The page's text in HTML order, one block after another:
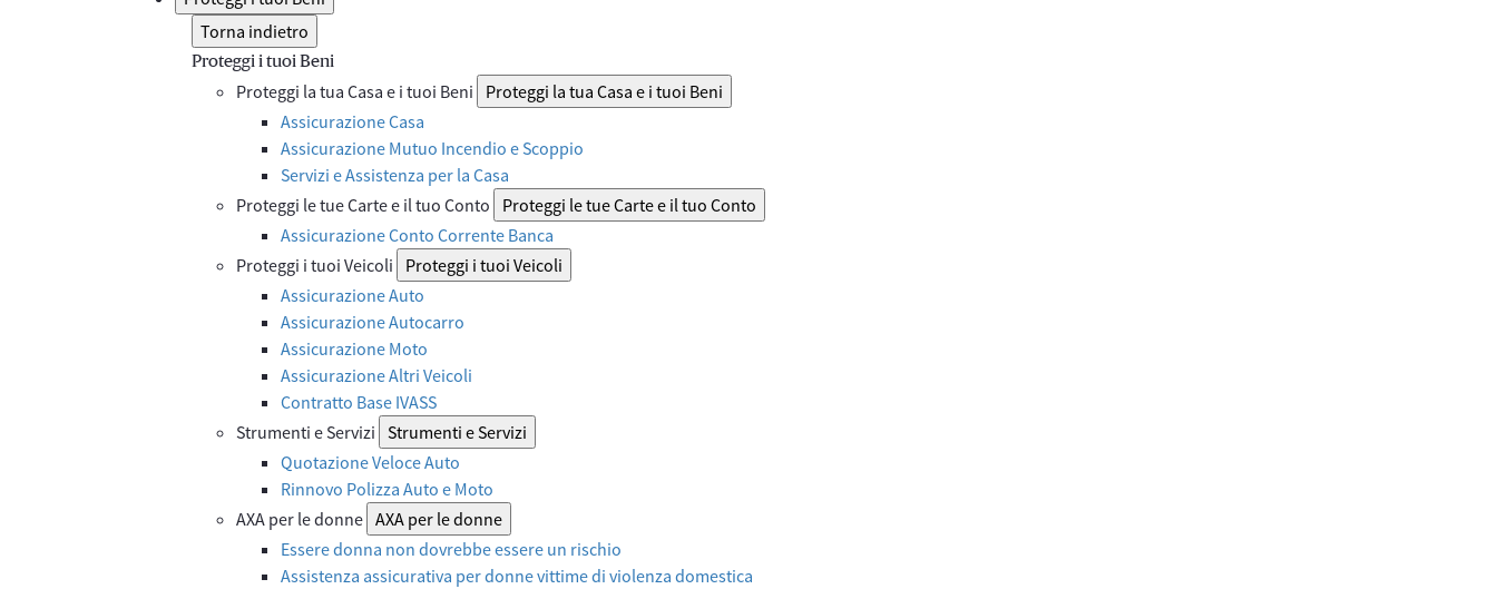
Torna indietro
Proteggi i tuoi Beni
Proteggi la tua Casa e i tuoi Beni
Proteggi la tua Casa e i tuoi Beni
Assicurazione Casa
Assicurazione Mutuo Incendio e Scoppio
Servizi e Assistenza per la Casa
Proteggi le tue Carte e il tuo Conto
Proteggi le tue Carte e il tuo Conto
Assicurazione Conto Corrente Banca
Proteggi i tuoi Veicoli
Proteggi i tuoi Veicoli
Assicurazione Auto
Assicurazione Autocarro
Assicurazione Moto
Assicurazione Altri Veicoli
Contratto Base IVASS
Strumenti e Servizi Strumenti e Servizi
Quotazione Veloce Auto
Rinnovo Polizza Auto e Moto
AXA per le donne AXA per le donne
Essere donna non dovrebbe essere un rischio
Assistenza assicurativa per donne vittime di violenza domestica